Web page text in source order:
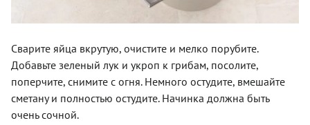
Сварите яйца вкрутую, очистите и мелко порубите.
Добавьте зеленый лук и укроп к грибам, посолите,
поперчите, снимите с огня. Немного остудите, вмешайте
сметану и полностью остудите. Начинка должна быть
очень сочной.­